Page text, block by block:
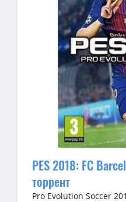
PES 2018: FC
торрент
Pro Evolution Soccer